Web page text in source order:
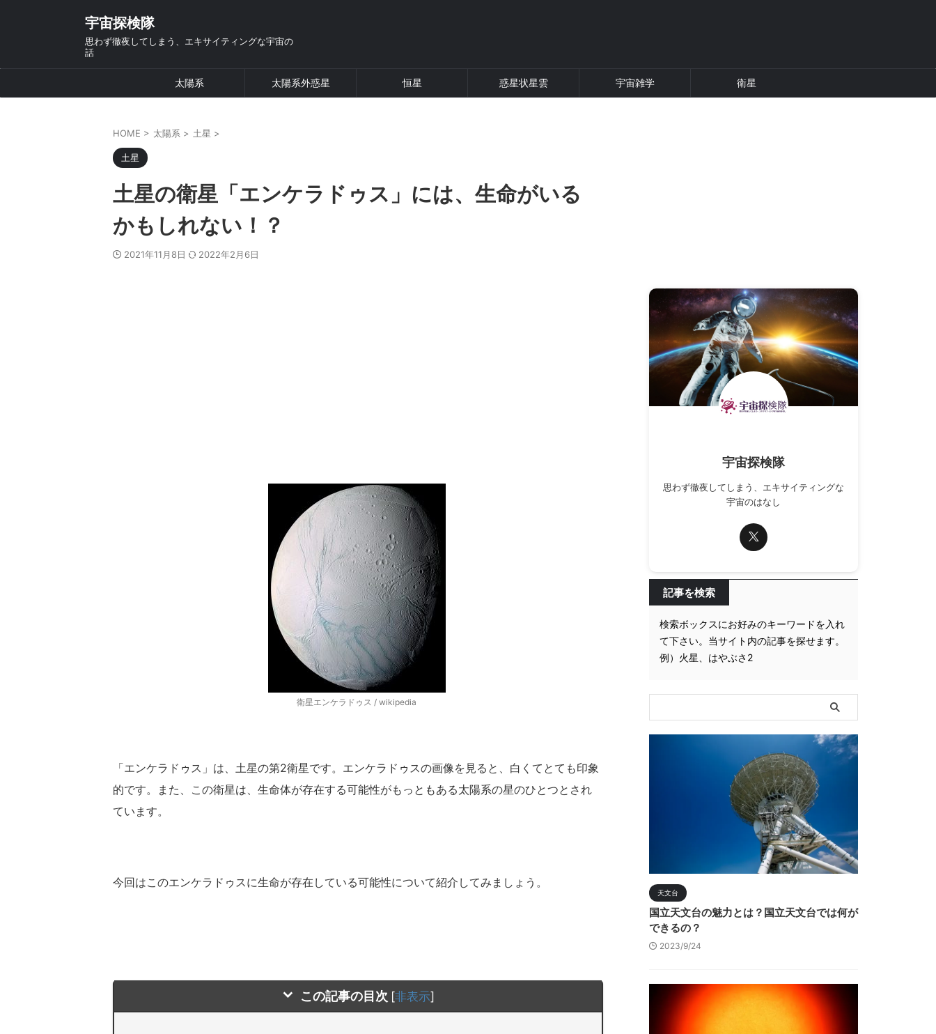
宇宙探検隊
思わず徹夜してしまう、エキサイティングな宇宙の
話
太陽系 太陽系外惑星 恒星 惑星状星雲 宇宙雑学 衛星
HOME > 太陽系 > 土星 >
土星
土星の衛星「エンケラドゥス」には、生命がいる
かもしれない！？
2021年11月8日 2022年2月6日
衛星エンケラドゥス / wikipedia
「エンケラドゥス」は、土星の第2衛星です。エンケラドゥスの画像を見ると、白くてとても印象
的です。また、この衛星は、生命体が存在する可能性がもっともある太陽系の星のひとつとされ
ています。
今回はこのエンケラドゥスに生命が存在している可能性について紹介してみましょう。
この記事の目次 [非表示]
宇宙探検隊
思わず徹夜してしまう、エキサイティングな
宇宙のはなし
記事を検索
検索ボックスにお好みのキーワードを入れ
て下さい。当サイト内の記事を探せます。
例）火星、はやぶさ2
天文台
国立天文台の魅力とは？国立天文台では何が
できるの？
2023/9/24